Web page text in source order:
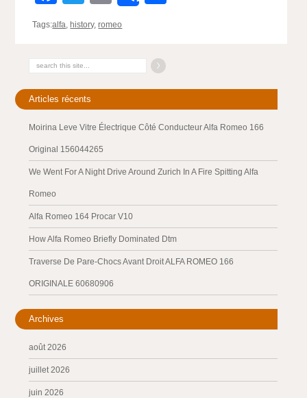
Tags:alfa, history,romeo
Articles récents
Moirina Leve Vitre Électrique Côté Conducteur Alfa Romeo 166
Original 156044265
We Went For A Night Drive Around Zurich In A Fire Spitting Alfa
Romeo
Alfa Romeo 164 Procar V10
How Alfa Romeo Briefly Dominated Dtm
Traverse De Pare-Chocs Avant Droit ALFA ROMEO 166
ORIGINALE 60680906
Archives
août 2026
juillet 2026
juin 2026